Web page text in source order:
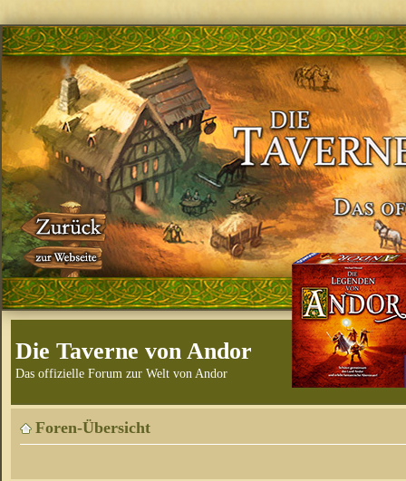
Die Taverne von Andor
Das offizielle Forum zur Welt von Andor
Foren-Übersicht